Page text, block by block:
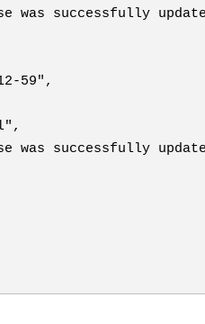
was successfully
59",
was successfully